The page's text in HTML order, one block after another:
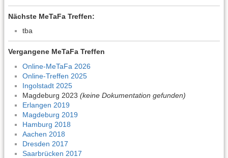
Nächste MeTaFa Treffen:
tba
Vergangene MeTaFa Treffen
Online-MeTaFa 2026
Online-Treffen 2025
Ingolstadt 2025
Magdeburg 2023 (keine Dokumentation gefunden)
Erlangen 2019
Magdeburg 2019
Hamburg 2018
Aachen 2018
Dresden 2017
Saarbrücken 2017